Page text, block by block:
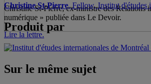
Christine St-Pierre, ex-ministre des Relations
numérique » publiée dans Le Devoir.
Lire la lettre.
Christine St-Pierre, Fellow, Institut d'études
Produit par
Sur le même sujet